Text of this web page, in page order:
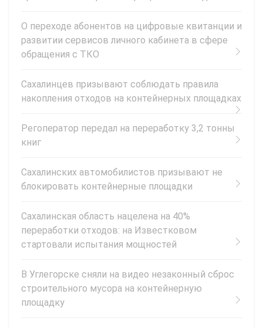
О переходе абонентов на цифровые квитанции и
развитии сервисов личного кабинета в сфере
обращения с ТКО
Сахалинцев призывают соблюдать правила
накопления отходов на контейнерных площадках
Регоператор передал на переработку 3,2 тонны
книг
Сахалинских автомобилистов призывают не
блокировать контейнерные площадки
Сахалинская область нацелена на 40%
переработки отходов: на Известковом
стартовали испытания мощностей
В Углегорске сняли на видео незаконный сброс
строительного мусора на контейнерную
площадку